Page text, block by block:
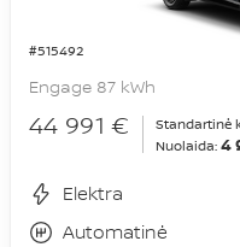
#515492
Engage 87 kWh
44 991 € Standartinė
Nuolaida: 4
Elektra
Automatinė